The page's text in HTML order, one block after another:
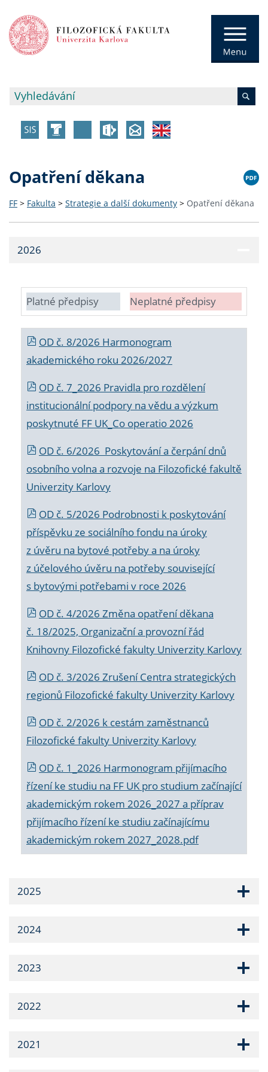
Opatření děkana
FF > Fakulta > Strategie a další dokumenty > Opatření děkana
2026
Platné předpisy Neplatné předpisy
OD č. 8/2026 Harmonogram
akademického roku 2026/2027
OD č. 7_2026 Pravidla pro rozdělení
institucionální podpory na vědu a výzkum
poskytnuté FF UK_Co operatio 2026
OD č. 6/2026 Poskytování a čerpání dnů
osobního volna a rozvoje na Filozofické fakultě
Univerzity Karlovy
OD č. 5/2026 Podrobnosti k poskytování
příspěvku ze sociálního fondu na úroky
z úvěru na bytové potřeby a na úroky
z účelového úvěru na potřeby související
s bytovými potřebami v roce 2026
OD č. 4/2026 Změna opatření děkana
č. 18/2025, Organizační a provozní řád
Knihovny Filozofické fakulty Univerzity Karlovy
OD č. 3/2026 Zrušení Centra strategických
regionů Filozofické fakulty Univerzity Karlovy
OD č. 2/2026 k cestám zaměstnanců
Filozofické fakulty Univerzity Karlovy
OD č. 1_2026 Harmonogram přijímacího
řízení ke studiu na FF UK pro studium začínající
akademickým rokem 2026_2027 a příprav
přijímacího řízení ke studiu začínajícímu
akademickým rokem 2027_2028.pdf
2025
2024
2023
2022
2021